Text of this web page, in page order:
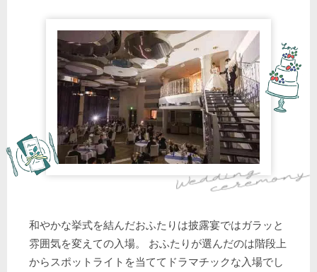
和やかな挙式を結んだおふたりは披露宴ではガラッと
雰囲気を変えての入場。 おふたりが選んだのは階段上
からスポットライトを当ててドラマチックな入場でし